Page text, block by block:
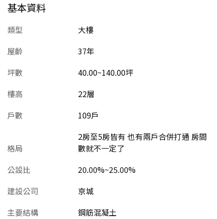
基本資料
類型
大樓
屋齡
37年
坪數
40.00~140.00坪
樓高
22層
戶數
109戶
格局
2房至5房皆有 也有兩戶合併打通 房間
數就不一定了
公設比
20.00%~25.00%
建設公司
京城
主要結構
鋼筋混凝土